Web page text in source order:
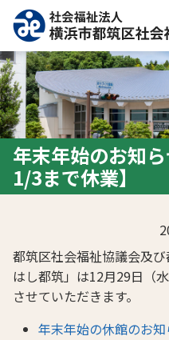
年末年始のお知
1/3まで休業】
都筑区社会福祉協議会及
はし都筑」は12月29日（
させていただきます。
年末年始の休館のお知